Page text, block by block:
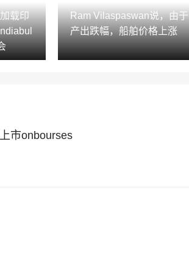
载印
Ram Vilaspaswan说，由于
产出跌幅，船舶价格上涨
市onbourses